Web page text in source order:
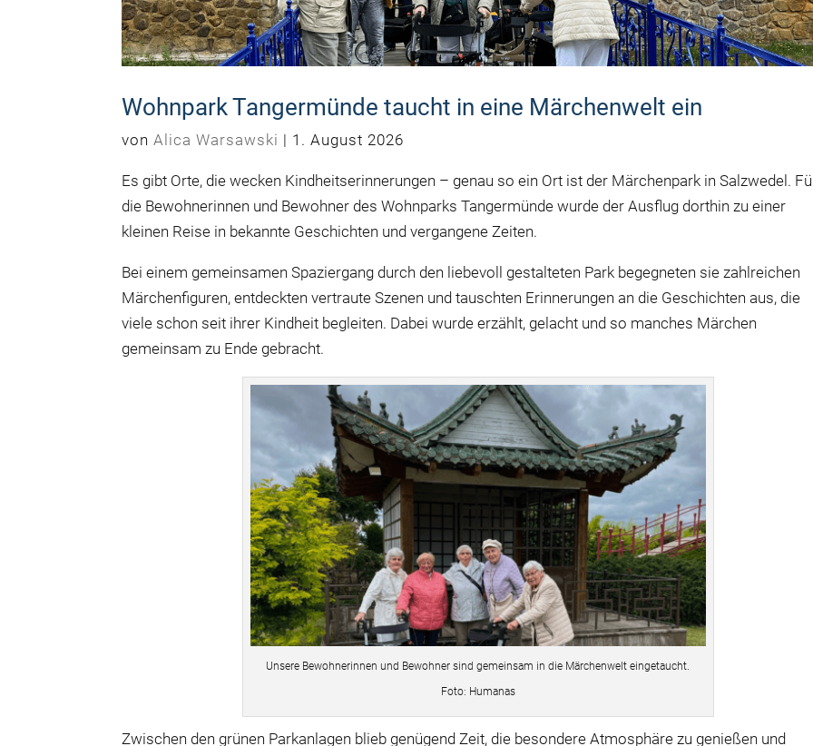
Wohnpark Tangermünde taucht in eine Märchenwelt ein
vonAlica Warsawski | 1. August 2026
Es gibt Orte, die wecken Kindheitserinnerungen – genau so ein Ort ist der Märchenpark in Salzwedel.
die Bewohnerinnen und Bewohner des Wohnparks Tangermünde wurde der Ausflug dorthin zu einer
kleinen Reise in bekannte Geschichten und vergangene Zeiten.
Bei einem gemeinsamen Spaziergang durch den liebevoll gestalteten Park begegneten sie zahlreichen
Märchenfiguren, entdeckten vertraute Szenen und tauschten Erinnerungen an die Geschichten aus, die
viele schon seit ihrer Kindheit begleiten. Dabei wurde erzählt, gelacht und so manches Märchen
gemeinsam zu Ende gebracht.
Unsere Bewohnerinnen und Bewohner sind gemeinsam in die Märchenwelt eingetaucht.
Foto: Humanas
Zwischen den grünen Parkanlagen blieb genügend Zeit, die besondere Atmosphäre zu genießen und